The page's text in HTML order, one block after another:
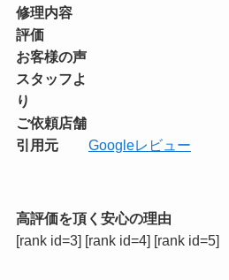
修理内容
評価
お客様の声
スタッフよ
り
ご依頼店舗
引用元
Googleレビュー
高評価を頂く安心の理由
[rank id=3] [rank id=4] [rank id=5]